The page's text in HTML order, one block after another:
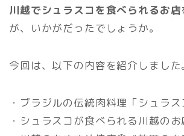
川越でシュラスコを食べられるお店
が、いかがだったでしょうか。
今回は、以下の内容を紹介しました
・ブラジルの伝統肉料理「シュラ
・シュラスコが食べられる川越の